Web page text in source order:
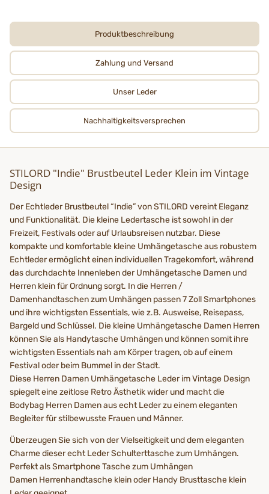
Produktbeschreibung
Zahlung und Versand
Unser Leder
Nachhaltigkeits­­­versprechen
STILORD "Indie" Brustbeutel Leder Klein im Vintage
Design
Der Echtleder Brustbeutel “Indie” von STILORD vereint Eleganz
und Funktionalität. Die kleine Ledertasche ist sowohl in der
Freizeit, Festivals oder auf Urlaubsreisen nutzbar. Diese
kompakte und komfortable kleine Umhängetasche aus robustem
Echtleder ermöglicht einen individuellen Tragekomfort, während
das durchdachte Innenleben der Umhängetasche Damen und
Herren klein für Ordnung sorgt. In die Herren /
Damenhandtaschen zum Umhängen passen 7 Zoll Smartphones
und ihre wichtigsten Essentials, wie z.B. Ausweise, Reisepass,
Bargeld und Schlüssel. Die kleine Umhängetasche Damen Herren
können Sie als Handytasche Umhängen und können somit ihre
wichtigsten Essentials nah am Körper tragen, ob auf einem
Festival oder beim Bummel in der Stadt.
Diese Herren Damen Umhängetasche Leder im Vintage Design
spiegelt eine zeitlose Retro Ästhetik wider und macht die
Bodybag Herren Damen aus echt Leder zu einem eleganten
Begleiter für stilbewusste Frauen und Männer.
Überzeugen Sie sich von der Vielseitigkeit und dem eleganten
Charme dieser echt Leder Schulterttasche zum Umhängen.
Perfekt als Smartphone Tasche zum Umhängen
Damen Herrenhandtasche klein oder Handy Brusttasche klein